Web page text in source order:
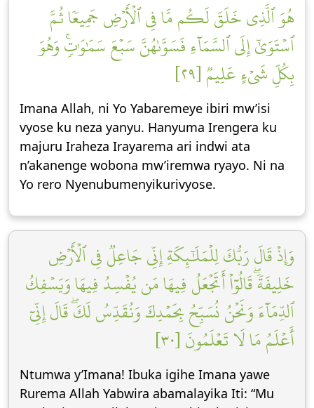
هُوَ ٱلَّذِي خَلَقَ لَكُم مَّا فِي ٱلۡأَرۡضِ جَمِيعٗا ثُمَّ
ٱسۡتَوَىٰٓ إِلَى ٱلسَّمَآءِ فَسَوَّىٰهُنَّ سَبۡعَ سَمَٰوَٰتٖۚ وَهُوَ
بِكُلِّ شَيۡءٍ عَلِيمٞ [٢٩]
Imana Allah, ni Yo Yabaremeye ibiri mw’isi
vyose ku neza yanyu. Hanyuma Irengera ku
majuru Iraheza Irayarema ari indwi ata
n’akanenge wobona mw’iremwa ryayo. Ni na
Yo rero Nyenubumenyikurivyose.
وَإِذۡ قَالَ رَبُّكَ لِلۡمَلَٰٓئِكَةِ إِنِّي جَاعِلٞ فِي ٱلۡأَرۡضِ
خَلِيفَةٗۖ قَالُوٓاْ أَتَجۡعَلُ فِيهَا مَن يُفۡسِدُ فِيهَا وَيَسۡفِكُ
ٱلدِّمَآءَ وَنَحۡنُ نُسَبِّحُ بِحَمۡدِكَ وَنُقَدِّسُ لَكَۖ قَالَ إِنِّيٓ
أَعۡلَمُ مَا لَا تَعۡلَمُونَ [٣٠]
Ntumwa y’Imana! Ibuka igihe Imana yawe
Rurema Allah Yabwira abamalayika Iti: “Mu